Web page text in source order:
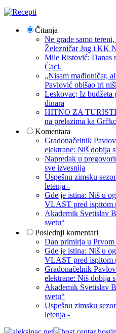
Čitanja
Ne grade samo
Železničar Jug i KK
Mile Ristović: Danas
Ćaci.
„Nisam mađioničar,
Pavlović obišao tri
Leskovac; Iz budžeta
dinara
HITNO ZA
na prelazima ka
Komentara
Gradonačelnik
elektrane: Niš dobija
Napredak u
sve izvesnija
Uspešnu zimsku
letenja -
Gde je istina: Niš u
VLAST pred ispitom
Akademik Svetislav
svetu“
Poslednji komentari
Dan primirja u Prvom
Gde je istina: Niš u
VLAST pred ispitom
Gradonačelnik
elektrane: Niš dobija
Akademik Svetislav
svetu“
Uspešnu zimsku
letenja -